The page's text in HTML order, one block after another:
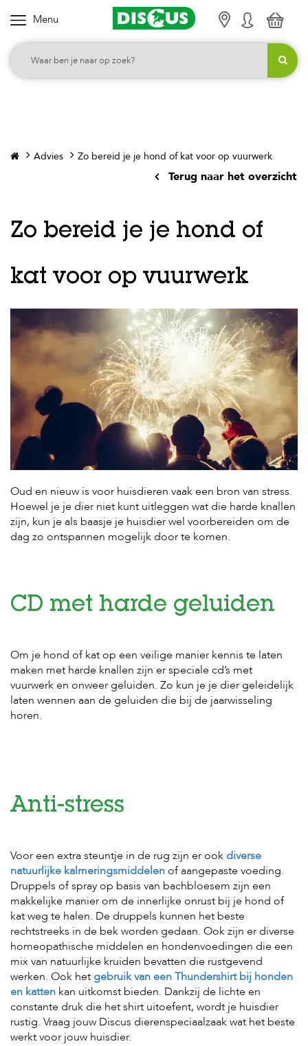
Menu
K
i
e
a
g
o
i
H
o
e
o
l
d
e
r
H
o
n
d
e
a
t
K
n
a
a
g
n
g
e
l
s
V
i
s
s
e
n
B
o
e
r
Advies Zo bereid je je hond of kat voor op vuurwerk
Terug naar het overzicht
Zo bereid je je hond of
kat voor op vuurwerk
Oud en nieuw is voor huisdieren vaak een bron van stress.
Hoewel je je dier niet kunt uitleggen wat die harde knallen
zijn, kun je als baasje je huisdier wel voorbereiden om de
dag zo ontspannen mogelijk door te komen.
CD met harde geluiden
Om je hond of kat op een veilige manier kennis te laten
maken met harde knallen zijn er speciale cd’s met
vuurwerk en onweer geluiden. Zo kun je je dier geleidelijk
laten wennen aan de geluiden die bij de jaarwisseling
horen.
Anti-stress
Voor een extra steuntje in de rug zijn er ook diverse
natuurlijke kalmeringsmiddelenof aangepaste voeding.
Druppels of spray op basis van bachbloesem zijn een
makkelijke manier om de innerlijke onrust bij je hond of
kat weg te halen. De druppels kunnen het beste
rechtstreeks in de bek worden gedaan. Ook zijn er diverse
homeopathische middelen en hondenvoedingen die een
mix van natuurlijke kruiden bevatten die rustgevend
werken. Ook het gebruik van een Thundershirt bij honden
en katten kan uitkomst bieden. Dankzij de lichte en
constante druk die het shirt uitoefent, wordt je huisdier
rustig. Vraag jouw Discus dierenspeciaalzaak wat het beste
werkt voor jouw huisdier.